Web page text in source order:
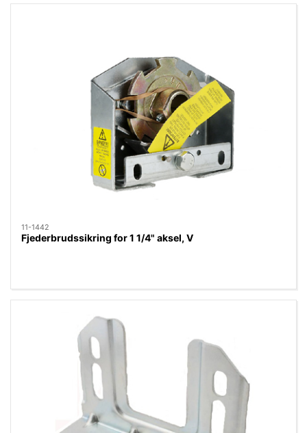
11-1442
Fjederbrudssikring for 1 1/4" aksel, V